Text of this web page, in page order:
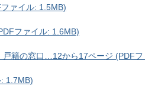
ァイル: 1.5MB)
ファイル: 1.6MB)
戸籍の窓口…12から17ページ (PDF
1.7MB)